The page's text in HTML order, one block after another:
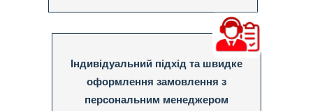
Індивідуальний підхід та швидке
оформлення замовлення з
персональним менеджером